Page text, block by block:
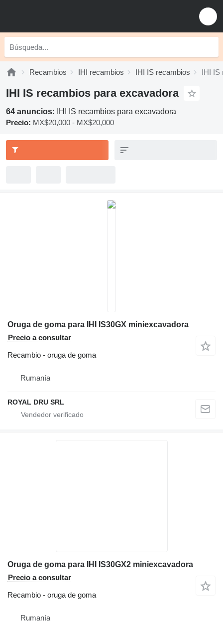
Recambios IHI recambios IHI IS recambios IHI IS
IHI IS recambios para excavadora
64 anuncios:
IHI IS recambios para excavadora
Precio: MX$20,000 - MX$20,000
Oruga de goma para IHI IS30GX miniexcavadora
Precio a consultar
Recambio - oruga de goma
Rumanía
ROYAL DRU SRL
Oruga de goma para IHI IS30GX2 miniexcavadora
Precio a consultar
Recambio - oruga de goma
Rumanía